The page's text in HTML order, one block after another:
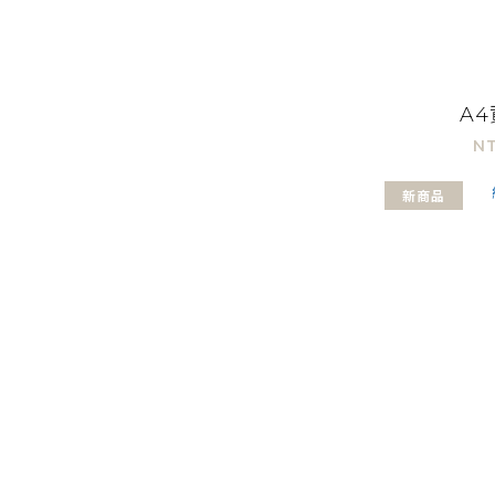
A4
新商品